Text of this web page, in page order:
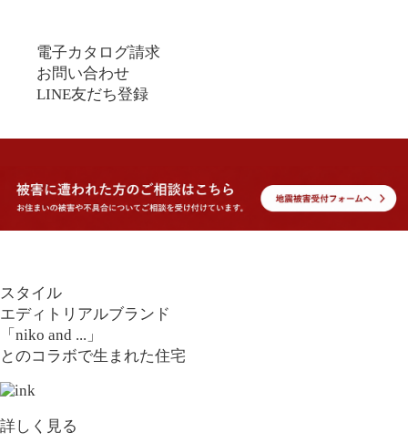
電子カタログ請求
お問い合わせ
LINE友だち登録
スタイル
エディトリアルブランド
「niko and ...」
とのコラボで生まれた住宅
詳しく見る